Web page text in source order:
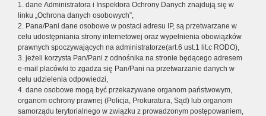
1. dane Administratora i Inspektora Ochrony Danych znajdują się w
linku „Ochrona danych osobowych”,
2. Pana/Pani dane osobowe w postaci adresu IP, są przetwarzane w
celu udostępniania strony internetowej oraz wypełnienia obowiązków
prawnych spoczywających na administratorze(art.6 ust.1 lit.c RODO),
3. jeżeli korzysta Pan/Pani z odnośnika na stronie będącego adresem
e-mail placówki to zgadza się Pan/Pani na przetwarzanie danych w
celu udzielenia odpowiedzi,
4. dane osobowe mogą być przekazywane organom państwowym,
organom ochrony prawnej (Policja, Prokuratura, Sąd) lub organom
samorządu terytorialnego w związku z prowadzonym postępowaniem,